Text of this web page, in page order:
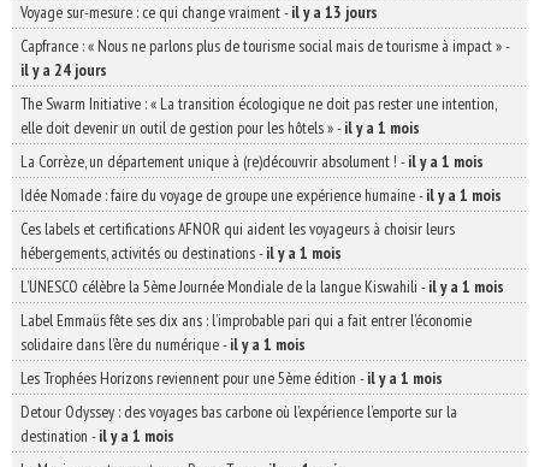
Voyage sur-mesure : ce qui change vraiment-il y a 13 jours
Capfrance : « Nous ne parlons plus de tourisme social mais de tourisme à impact »-
il y a 24 jours
The Swarm Initiative : « La transition écologique ne doit pas rester une intention,
elle doit devenir un outil de gestion pour les hôtels »-il y a 1 mois
La Corrèze, un département unique à (re)découvrir absolument ! -il y a 1 mois
Idée Nomade : faire du voyage de groupe une expérience humaine-il y a 1 mois
Ces labels et certifications AFNOR qui aident les voyageurs à choisir leurs
hébergements, activités ou destinations-il y a 1 mois
L’UNESCO célèbre la 5ème Journée Mondiale de la langue Kiswahili -il y a 1 mois
Label Emmaüs fête ses dix ans : l’improbable pari qui a fait entrer l’économie
solidaire dans l’ère du numérique-il y a 1 mois
Les Trophées Horizons reviennent pour une 5ème édition -il y a 1 mois
Detour Odyssey : des voyages bas carbone où l’expérience l’emporte sur la
destination -il y a 1 mois